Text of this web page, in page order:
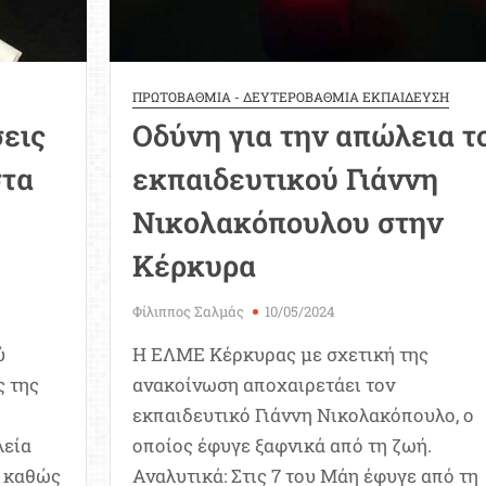
της
καθώς
ΠΡΩΤΟΒΑΘΜΙΑ - ΔΕΥΤΕΡΟΒΑΘΜΙΑ ΕΚΠΑΙΔΕΥΣΗ
Οδύνη για την απώλεια
εκπαιδευτικού Γιάννη
Νικολακόπουλου στην
Κέρκυρα
Φίλιππος Σαλμάς 10/05/2024
Η ΕΛΜΕ Κέρκυρας με σχετική της
ανακοίνωση αποχαιρετάει τον
εκπαιδευτικό Γιάννη Νικολακόπουλο, ο
οποίος έφυγε ξαφνικά από τη ζωή.
Αναλυτικά: Στις 7 του Μάη έφυγε από τη